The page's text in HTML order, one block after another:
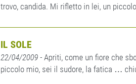
trovo, candida. Mi rifletto in lei, un
IL SOLE
22/04/2009- Apriti, come un fiore che
piccolo mio, sei il sudore, la fatica …